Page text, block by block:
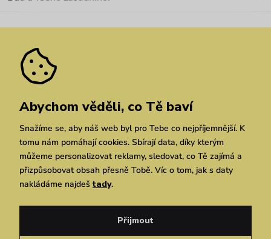
Pozáruční opravy
Velkoobchod
We Care
Dárkové poukazy
Vuchlook
Prodejny
Praha Brno Chrudim
Zásady ochrany osobních údajů
Simplia.cz
Abychom věděli, co Tě baví
Snažíme se, aby náš web byl pro Tebe co nejpříjemnější. K
tomu nám pomáhají cookies. Sbírají data, díky kterým
můžeme personalizovat reklamy, sledovat, co Tě zajímá a
přizpůsobovat obsah přesně Tobě. Víc o tom, jak s daty
nakládáme najdeš tady.
Přijmout